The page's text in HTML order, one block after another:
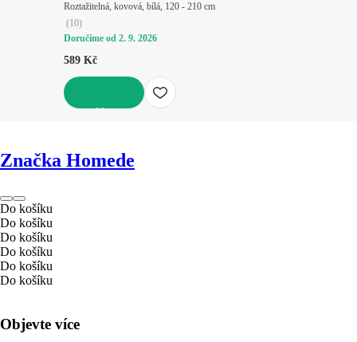
Roztažitelná, kovová, bílá, 120 - 210 cm
(10)
Doručíme od 2. 9. 2026
589 Kč
Značka Homede
Do košíku
Do košíku
Do košíku
Do košíku
Do košíku
Do košíku
Objevte více